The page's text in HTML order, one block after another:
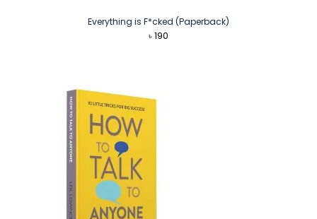
Everything is F*cked (Paperback)
৳190